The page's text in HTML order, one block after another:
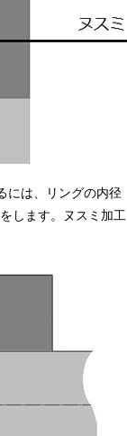
には、リングの内径
します。ヌスミ加工